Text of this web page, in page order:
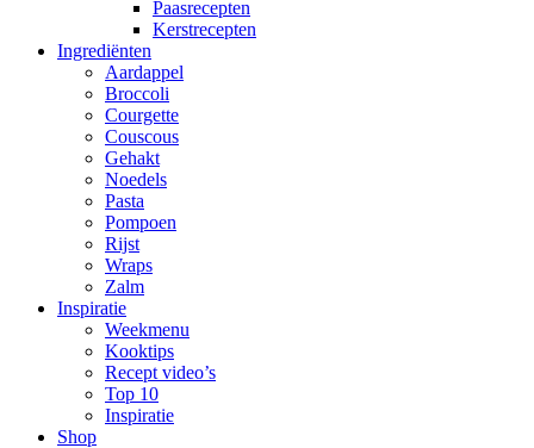
Paasrecepten
Kerstrecepten
Ingrediënten
Aardappel
Broccoli
Courgette
Couscous
Gehakt
Noedels
Pasta
Pompoen
Rijst
Wraps
Zalm
Inspiratie
Weekmenu
Kooktips
Recept video’s
Top 10
Inspiratie
Shop